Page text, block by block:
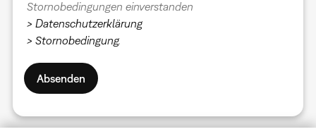
Stornobedingungen einverstanden
> Datenschutzerklärung
> Stornobedingung.